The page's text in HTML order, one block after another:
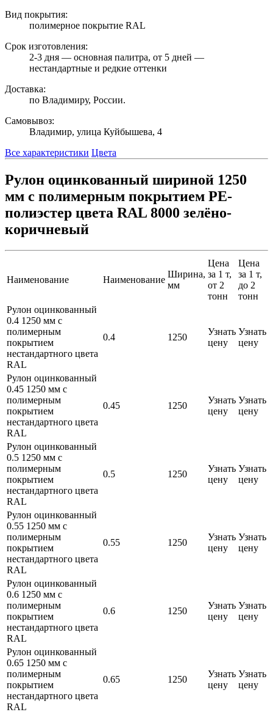
Вид покрытия:
полимерное покрытие RAL
Срок изготовления:
2-3 дня — основная палитра, от 5 дней —
нестандартные и редкие оттенки
Доставка:
по Владимиру, России.
Самовывоз:
Владимир, улица Куйбышева, 4
Все характеристики Цвета
Рулон оцинкованный шириной 1250
мм с полимерным покрытием PE-
полиэстер цвета RAL 8000 зелёно-
коричневый
Наименование Наименование
Ширина,
мм
Цена
за 1 т,
от 2
тонн
Цена
за 1 т,
до 2
тонн
Рулон оцинкованный
0.4 1250 мм с
полимерным
покрытием
нестандартного цвета
RAL
0.4 1250
Узнать
цену
Узнать
цену
Рулон оцинкованный
0.45 1250 мм с
полимерным
покрытием
нестандартного цвета
RAL
0.45 1250
Узнать
цену
Узнать
цену
Рулон оцинкованный
0.5 1250 мм с
полимерным
покрытием
нестандартного цвета
RAL
0.5 1250
Узнать
цену
Узнать
цену
Рулон оцинкованный
0.55 1250 мм с
полимерным
покрытием
нестандартного цвета
RAL
0.55 1250
Узнать
цену
Узнать
цену
Рулон оцинкованный
0.6 1250 мм с
полимерным
покрытием
нестандартного цвета
RAL
0.6 1250
Узнать
цену
Узнать
цену
Рулон оцинкованный
0.65 1250 мм с
полимерным
покрытием
нестандартного цвета
RAL
0.65 1250
Узнать
цену
Узнать
цену